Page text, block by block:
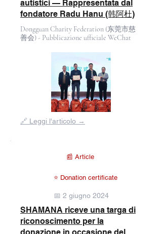
autistici — Rappresentata dal
fondatore Radu Hanu (韩阿杜)
Dongguan Charity Federation (东莞市慈
善会) - Pubblicazione ufficiale WeChat
dalla
galleria
🔗 Leggi l'articolo →
📰 Article
⭐ Donation certificate
📅 2 giugno 2024
SHAMANA riceve una targa di
riconoscimento per la